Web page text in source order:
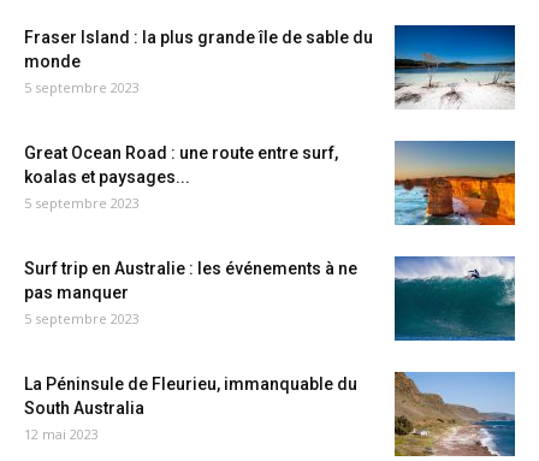
Fraser Island : la plus grande île de sable du
monde
5 septembre 2023
Great Ocean Road : une route entre surf,
koalas et paysages...
5 septembre 2023
Surf trip en Australie : les événements à ne
pas manquer
5 septembre 2023
La Péninsule de Fleurieu, immanquable du
South Australia
12 mai 2023